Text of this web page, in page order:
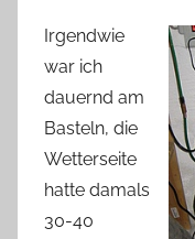
Irgendwie
war ich
dauernd am
Basteln, die
Wetterseite
hatte damals
30-40